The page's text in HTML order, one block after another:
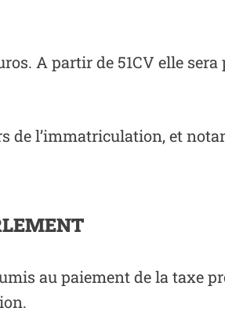
A partir de 51CV elle
de l’immatriculation, et
au paiement de la taxe